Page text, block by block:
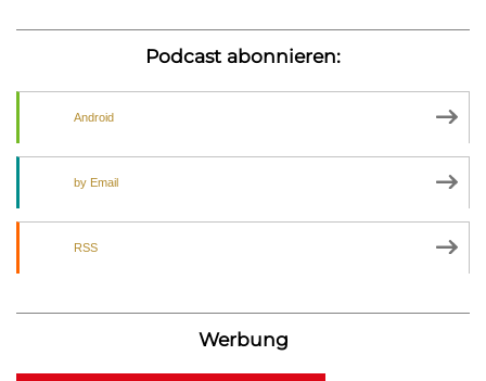
Podcast abonnieren:
Android
by Email
RSS
Werbung